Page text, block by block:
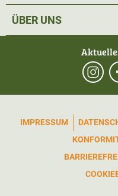
ÜBER UNS
IMPRESSUM